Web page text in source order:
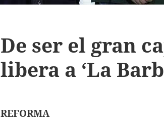
De ser el gran
libera a ‘La
REFORMA